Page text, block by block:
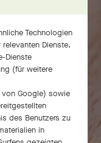
Technologien
Dienste.
Dienste
(für weitere
Google) sowie
des Benutzers zu
in